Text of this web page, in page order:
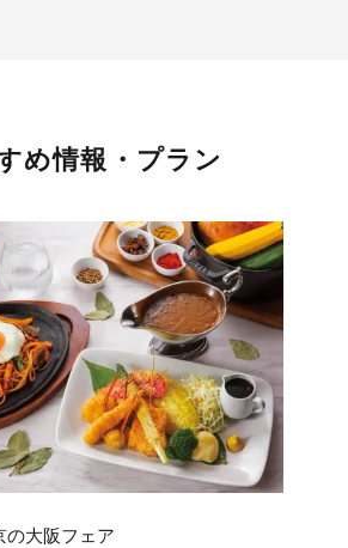
め情報・プラン
の大阪フェア